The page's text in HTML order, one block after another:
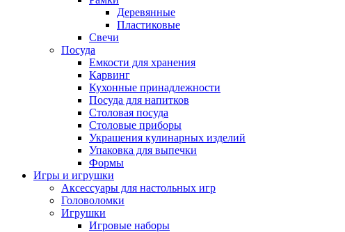
Деревянные
Пластиковые
Свечи
Посуда
Емкости для хранения
Карвинг
Кухонные принадлежности
Посуда для напитков
Столовая посуда
Столовые приборы
Украшения кулинарных изделий
Упаковка для выпечки
Формы
Игры и игрушки
Аксессуары для настольных игр
Головоломки
Игрушки
Игровые наборы